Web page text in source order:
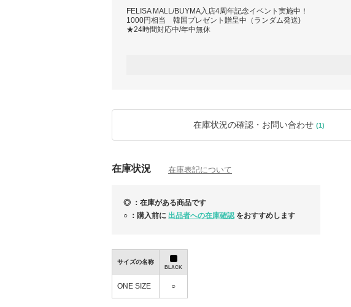
FELISA MALL/BUYMA入店4周年記念イベント実施中！
1000円相当 韓国プレゼント贈呈中（ランダム発送)
★24時間対応中/年中無休
在庫状況の確認・お問い合わせ (1)
在庫状況 在庫表記について
◎ ：在庫がある商品です
○ ：購入前に 出品者への在庫確認 をおすすめします
サイズの名称
BLACK
ONE SIZE ○